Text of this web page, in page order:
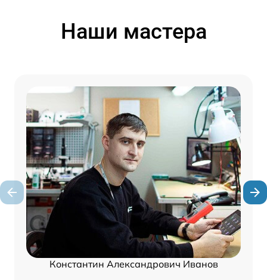
Наши мастера
Константин Александрович Иванов